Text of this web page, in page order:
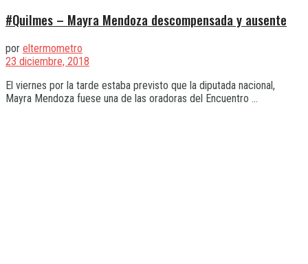
#Quilmes – Mayra Mendoza descompensada y ausente
por eltermometro
23 diciembre, 2018
El viernes por la tarde estaba previsto que la diputada nacional,
Mayra Mendoza fuese una de las oradoras del Encuentro ...